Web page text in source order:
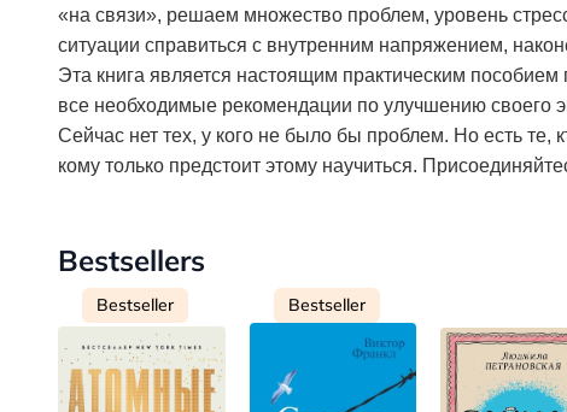
«на связи», решаем множество проблем, уровень
ситуации справиться с внутренним напряжением,
Эта книга является настоящим практическим
все необходимые рекомендации по улучшению своего
Сейчас нет тех, у кого не было бы проблем. Но есть те,
кому только предстоит этому научиться.
Bestsellers
Bestseller Bestseller